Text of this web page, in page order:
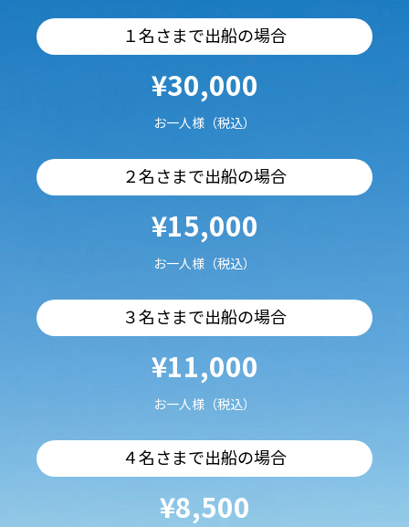
１名さまで出船の場合
¥30,000
お一人様（税込）
２名さまで出船の場合
¥15,000
お一人様（税込）
３名さまで出船の場合
¥11,000
お一人様（税込）
４名さまで出船の場合
¥8,500